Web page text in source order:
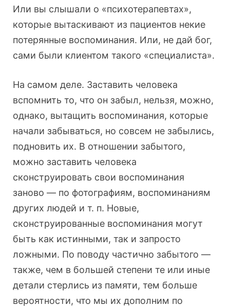
Или вы слышали о «психотерапевтах»,
которые вытаскивают из пациентов некие
потерянные воспоминания. Или, не дай бог,
сами были клиентом такого «специалиста».
На самом деле. Заставить человека
вспомнить то, что он забыл, нельзя, можно,
однако, вытащить воспоминания, которые
начали забываться, но совсем не забылись,
подновить их. В отношении забытого,
можно заставить человека
сконструировать свои воспоминания
заново — по фотографиям, воспоминаниям
других людей и т. п. Новые,
сконструированные воспоминания могут
быть как истинными, так и запросто
ложными. По поводу частично забытого —
также, чем в большей степени те или иные
детали стерлись из памяти, тем больше
вероятности, что мы их дополним по